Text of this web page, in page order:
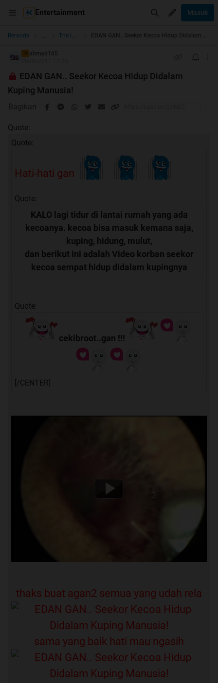
Entertainment Masuk
Beranda ... The Lounge
TS ahmad165
EDAN GAN.. Seekor Kecoa Hidup Didalam
Kuping Manusia!
Bagikan
Quote:
Quote:
Hati-hati gan
Quote:
KALO lagi tidur di lantai rumah yang ada
kecoanya. kecoa bisa masuk kemana saja,
kuping, hidung, mulut,
dan berikut ini adalah Video korban seekor
kecoa sempat hidup didalam kupingnya
Quote:
cekibroot..gan !!!
[/CENTER]
thaks buat agan2 semua yang udah rela
sama yang baik hati mau ngasih